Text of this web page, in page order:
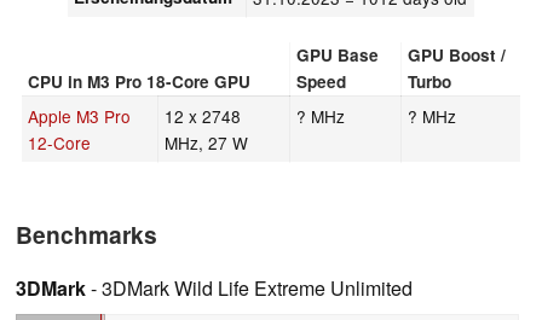
CPU in M3 Pro 18-Core GPU
GPU Base
Speed
GPU Boost /
Turbo
Apple M3 Pro
12-Core
12 x 2748
MHz, 27 W
? MHz ? MHz
Benchmarks
3DMark- 3DMark Wild Life Extreme Unlimited